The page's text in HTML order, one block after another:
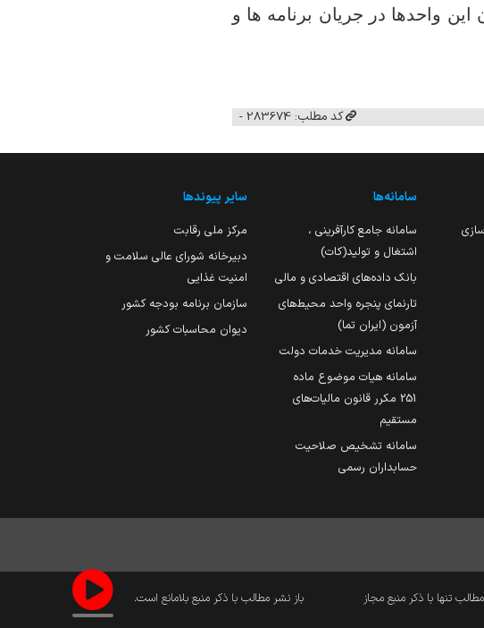
این واحدها در جریان برنامه ها و
کد مطلب: 283674 -
سامانه‌ها
سامانه جامع کارآفرینی ،
اشتغال و تولید(کات)
بانک داده‌های اقتصادی و مالی
تارنمای پنجره واحد محیط‌های
آزمون (ایران تما)
سامانه مدیریت خدمات دولت
سامانه هیات موضوع ماده
251 مکرر قانون مالیات‌های
مستقیم
سامانه تشخیص صلاحیت
حسابداران رسمی
سایر پیوندها
مرکز ملی رقابت
دبیرخانه شورای عالی سلامت و
امنیت غذایی
سازمان برنامه بودجه کشور
دیوان محاسبات کشور
تنها با ذکر منبع مجاز
باز نشر مطالب با ذکر منبع بلامانع است.